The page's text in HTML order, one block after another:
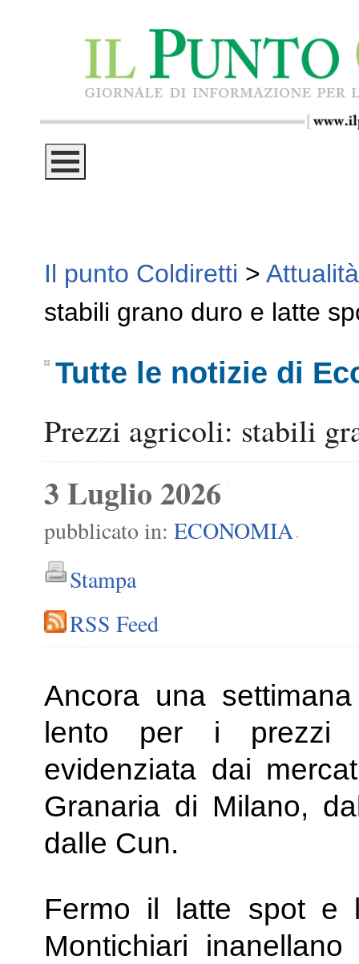
Il punto Coldiretti > Attualità
stabili grano duro e latte
Tutte le notizie di
Prezzi agricoli: stabili
3 Luglio 2026
pubblicato in: ECONOMIA -
Stampa
RSS Feed
Ancora una
lento per i prezzi
evidenziata dai
Granaria di Milano,
dalle Cun.
Fermo il latte spot
Montichiari